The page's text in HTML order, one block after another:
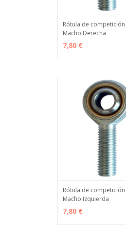
VER OPCIONES
Rótula de
Macho Derecha
7,80 €
VER OPCIONES
Rótula de
Macho Izquierda
7,80 €